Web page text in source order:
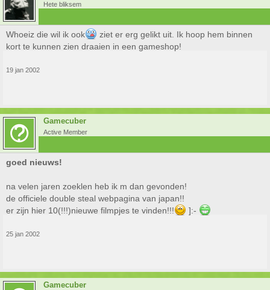
Hete bliksem
Whoeiz die wil ik ook
ziet er erg gelikt uit. Ik hoop hem binnen
kort te kunnen zien draaien in een gameshop!
19 jan 2002
Gamecuber
Active Member
goed nieuws!
na velen jaren zoeklen heb ik m dan gevonden!
de officiele double steal webpagina van japan!!
er zijn hier 10(!!!)nieuwe filmpjes te vinden!!!
]:-
25 jan 2002
Gamecuber